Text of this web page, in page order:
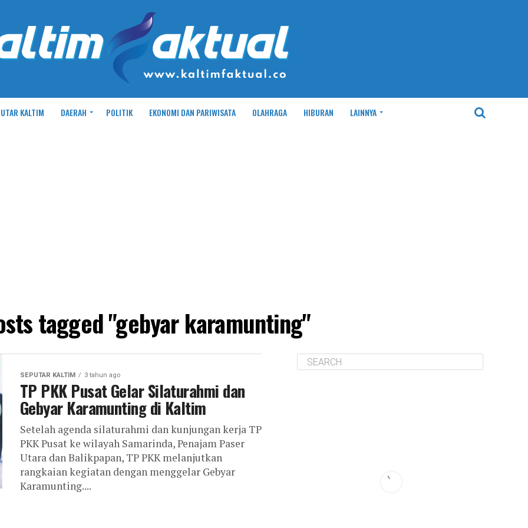
KALTIM DAERAH POLITIK EKONOMI DAN PARIWISATA OLAHRAGA HIBURAN LAINNYA
tagged "gebyar karamunting"
SEPUTAR KALTIM 3 tahun ago
TP PKK Pusat Gelar Silaturahmi dan
Gebyar Karamunting di Kaltim
Setelah agenda silaturahmi dan kunjungan kerja TP
PKK Pusat ke wilayah Samarinda, Penajam Paser
Utara dan Balikpapan, TP PKK melanjutkan
rangkaian kegiatan dengan menggelar Gebyar
Karamunting....